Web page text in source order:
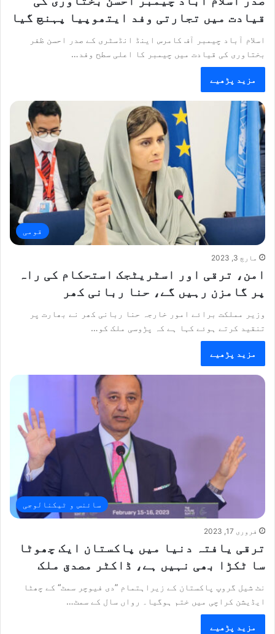
قیادت میں تجارتی وفد ایتھوپیا پہنچ گیا
اسلام آباد چیمبر آف کامرس اینڈ انڈسٹری کے صدر احسن ظفر
بختاوری کی قیادت میں چیمبر کا اعلی سطح وفد…
مزید پڑھیے
قومی
مارچ 3, 2023
امن، ترقی اور اسٹریٹجک استحکام کی راہ
پر گامزن رہیں گے، حنا ربانی کھر
وزیر مملکت برائے امور خارجہ حنا ربانی کھر نے بھارت پر
تنقید کرتے ہوئے کہا ہے کہ پڑوسی ملک کو…
مزید پڑھیے
سائنس و ٹیکنالوجی
فروری 17, 2023
ترقی یافتہ دنیا میں پاکستان ایک چھوٹا
سا ٹکڑا بھی نہیں ہے، ڈاکٹر مصدق ملک
نٹ شیل گروپ پاکستان کے زیراہتمام ”دی فیوچر سمٹ“ کے چھٹا
ایڈیشن کراچی میں ختم ہوگیا۔ رواں سال کے سمٹ…
مزید پڑھیے